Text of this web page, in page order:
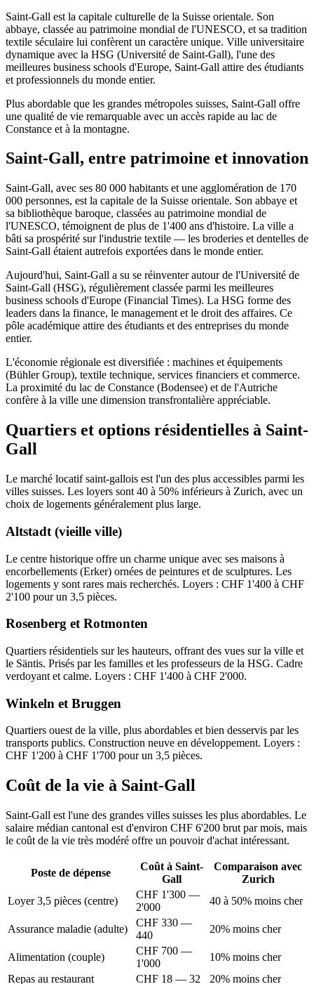
Saint-Gall est la capitale culturelle de la Suisse orientale. Son
abbaye, classée au patrimoine mondial de l'UNESCO, et sa tradition
textile séculaire lui confèrent un caractère unique. Ville universitaire
dynamique avec la HSG (Université de Saint-Gall), l'une des
meilleures business schools d'Europe, Saint-Gall attire des étudiants
et professionnels du monde entier.
Plus abordable que les grandes métropoles suisses, Saint-Gall offre
une qualité de vie remarquable avec un accès rapide au lac de
Constance et à la montagne.
Saint-Gall, entre patrimoine et innovation
Saint-Gall, avec ses 80 000 habitants et une agglomération de 170
000 personnes, est la capitale de la Suisse orientale. Son abbaye et
sa bibliothèque baroque, classées au patrimoine mondial de
l'UNESCO, témoignent de plus de 1'400 ans d'histoire. La ville a
bâti sa prospérité sur l'industrie textile — les broderies et dentelles de
Saint-Gall étaient autrefois exportées dans le monde entier.
Aujourd'hui, Saint-Gall a su se réinventer autour de l'Université de
Saint-Gall (HSG), régulièrement classée parmi les meilleures
business schools d'Europe (Financial Times). La HSG forme des
leaders dans la finance, le management et le droit des affaires. Ce
pôle académique attire des étudiants et des entreprises du monde
entier.
L'économie régionale est diversifiée : machines et équipements
(Bühler Group), textile technique, services financiers et commerce.
La proximité du lac de Constance (Bodensee) et de l'Autriche
confère à la ville une dimension transfrontalière appréciable.
Quartiers et options résidentielles à Saint-
Gall
Le marché locatif saint-gallois est l'un des plus accessibles parmi les
villes suisses. Les loyers sont 40 à 50% inférieurs à Zurich, avec un
choix de logements généralement plus large.
Altstadt (vieille ville)
Le centre historique offre un charme unique avec ses maisons à
encorbellements (Erker) ornées de peintures et de sculptures. Les
logements y sont rares mais recherchés. Loyers : CHF 1'400 à CHF
2'100 pour un 3,5 pièces.
Rosenberg et Rotmonten
Quartiers résidentiels sur les hauteurs, offrant des vues sur la ville et
le Säntis. Prisés par les familles et les professeurs de la HSG. Cadre
verdoyant et calme. Loyers : CHF 1'400 à CHF 2'000.
Winkeln et Bruggen
Quartiers ouest de la ville, plus abordables et bien desservis par les
transports publics. Construction neuve en développement. Loyers :
CHF 1'200 à CHF 1'700 pour un 3,5 pièces.
Coût de la vie à Saint-Gall
Saint-Gall est l'une des grandes villes suisses les plus abordables. Le
salaire médian cantonal est d'environ CHF 6'200 brut par mois, mais
le coût de la vie très modéré offre un pouvoir d'achat intéressant.
Poste de dépense
Coût à Saint-
Gall
Comparaison avec
Zurich
Loyer 3,5 pièces (centre)
CHF 1'300 —
2'000
40 à 50% moins cher
Assurance maladie (adulte)
CHF 330 —
440
20% moins cher
Alimentation (couple)
CHF 700 —
1'000
10% moins cher
Repas au restaurant
CHF 18 — 32 20% moins cher